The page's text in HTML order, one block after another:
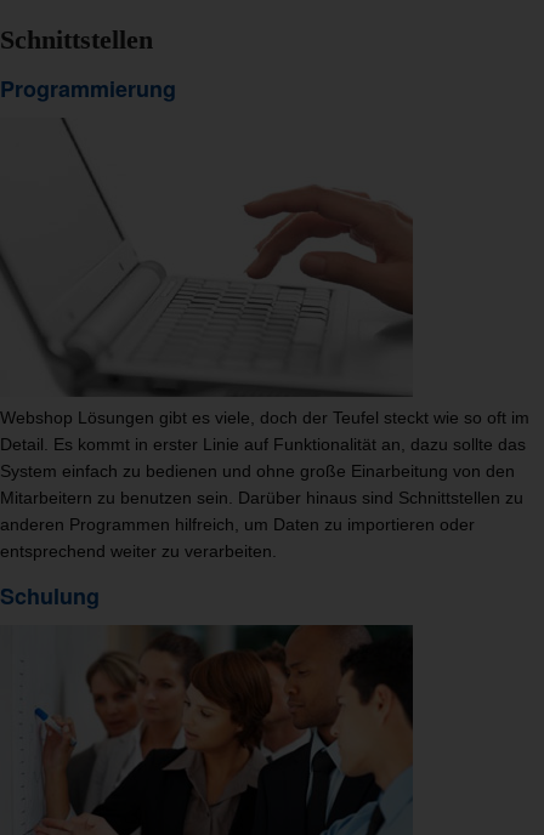
Schnittstellen
Programmierung
Webshop Lösungen gibt es viele, doch der Teufel steckt wie so oft im
Detail. Es kommt in erster Linie auf Funktionalität an, dazu sollte das
System einfach zu bedienen und ohne große Einarbeitung von den
Mitarbeitern zu benutzen sein. Darüber hinaus sind Schnittstellen zu
anderen Programmen hilfreich, um Daten zu importieren oder
entsprechend weiter zu verarbeiten.
Schulung